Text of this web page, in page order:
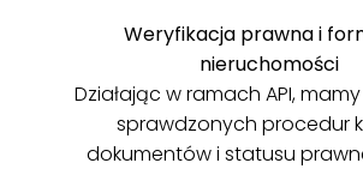
Weryfikacja prawna i
nieruchomości
Działając w ramach API,
sprawdzonych procedur
dokumentów i statusu